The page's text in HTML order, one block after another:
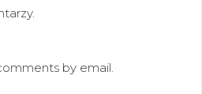
by email.